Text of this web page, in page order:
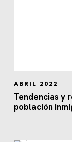
ABRIL 2022
Tendencias y
población